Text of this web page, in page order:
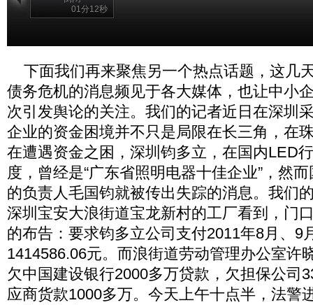
01分12秒
下面我们再来聚焦另一个热点话题，这几
债务危机的消息频见于各大媒体，也让中小
次引发舆论的关注。我们的记者近日在深圳
企业的资金困境并不只是局限在长三角，在
在遭遇资金之困，深圳钧多立，在国内LED
度，曾经是“广东省照明电器十佳企业”，然
的负责人毛国钧就被传出失踪的消息。我们
深圳宝安大浪街道宝龙新村的工厂看到，门
的布告：要求钧多立公司支付2011年8月、9
1414586.06元。而浪街道劳动管理办公室许
欠中国建设银行2000多万贷款，欠担保公司
应商货款1000多万。今天上午十点半，法警